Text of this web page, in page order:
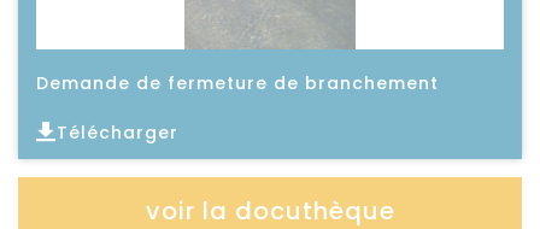
Demande de fermeture de branchement
Télécharger
Lire l'article
voir la docuthèque